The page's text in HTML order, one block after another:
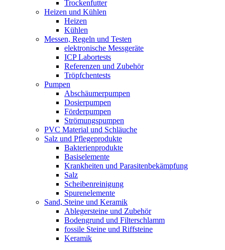
Trockenfutter
Heizen und Kühlen
Heizen
Kühlen
Messen, Regeln und Testen
elektronische Messgeräte
ICP Labortests
Referenzen und Zubehör
Tröpfchentests
Pumpen
Abschäumerpumpen
Dosierpumpen
Förderpumpen
Strömungspumpen
PVC Material und Schläuche
Salz und Pflegeprodukte
Bakterienprodukte
Basiselemente
Krankheiten und Parasitenbekämpfung
Salz
Scheibenreinigung
Spurenelemente
Sand, Steine und Keramik
Ablegersteine und Zubehör
Bodengrund und Filterschlamm
fossile Steine und Riffsteine
Keramik